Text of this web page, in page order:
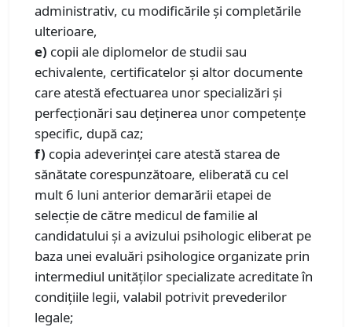
administrativ, cu modificările şi completările
ulterioare,
e) copii ale diplomelor de studii sau
echivalente, certificatelor și altor documente
care atestă efectuarea unor specializări și
perfecționări sau deținerea unor competențe
specific, după caz;
f) copia adeverinţei care atestă starea de
sănătate corespunzătoare, eliberată cu cel
mult 6 luni anterior demarării etapei de
selecție de către medicul de familie al
candidatului și a avizului psihologic eliberat pe
baza unei evaluări psihologice organizate prin
intermediul unităților specializate acreditate în
condițiile legii, valabil potrivit prevederilor
legale;